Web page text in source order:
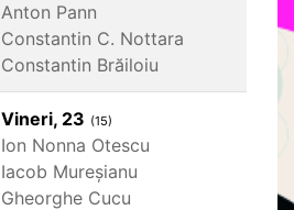
Anton Pann
Constantin C. Nottara
Constantin Brăiloiu
Vineri, 23 (15)
Ion Nonna Otescu
Iacob Mureșianu
Gheorghe Cucu